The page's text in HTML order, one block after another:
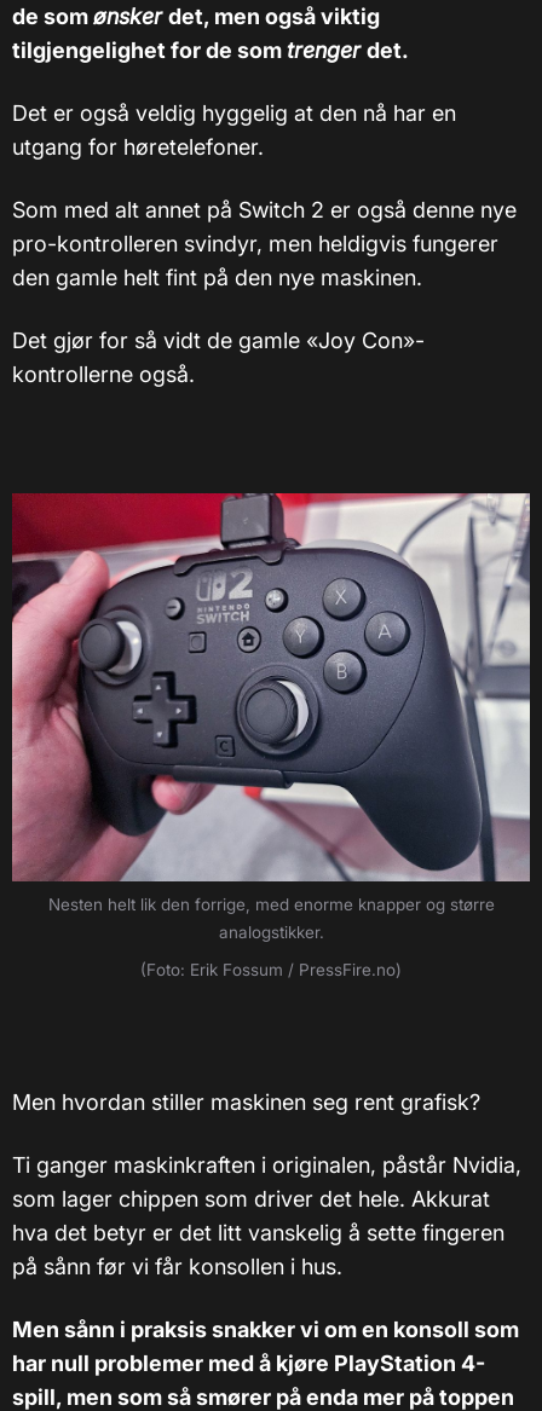
de somønskerdet, men også viktig
tilgjengelighet for de somtrengerdet.
Det er også veldig hyggelig at den nå har en
utgang for høretelefoner.
Som med alt annet på Switch 2 er også denne nye
pro-kontrolleren svindyr, men heldigvis fungerer
den gamle helt fint på den nye maskinen.
Det gjør for så vidt de gamle «Joy Con»-
kontrollerne også.
Nesten helt lik den forrige, med enorme knapper og større
analogstikker.
(Foto: Erik Fossum / PressFire.no)
Men hvordan stiller maskinen seg rent grafisk?
Ti ganger maskinkraften i originalen, påstår Nvidia,
som lager chippen som driver det hele. Akkurat
hva det betyr er det litt vanskelig å sette fingeren
på sånn før vi får konsollen i hus.
Men sånn i praksis snakker vi om en konsoll som
har null problemer med å kjøre PlayStation 4-
spill, men som så smører på enda mer på toppen